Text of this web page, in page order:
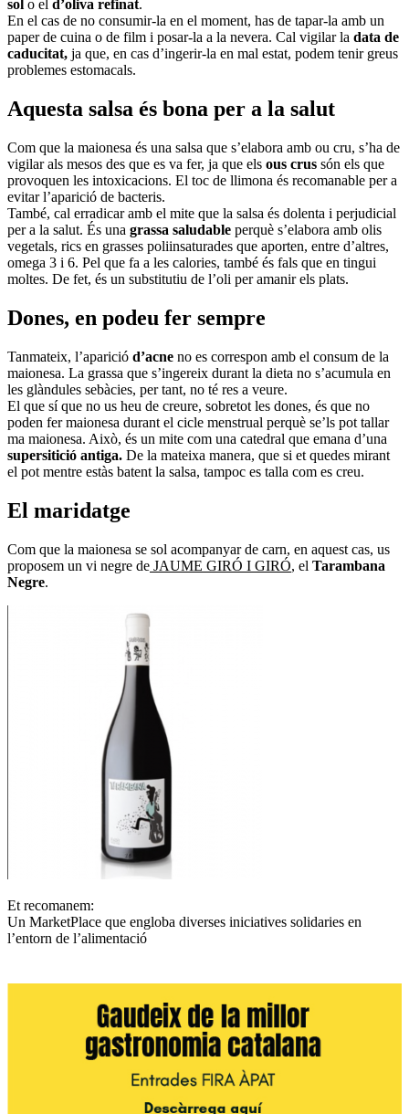
sol o el d’oliva refinat.
En el cas de no consumir-la en el moment, has de tapar-la amb un
paper de cuina o de film i posar-la a la nevera. Cal vigilar la data de
caducitat, ja que, en cas d’ingerir-la en mal estat, podem tenir greus
problemes estomacals.
Aquesta salsa és bona per a la salut
Com que la maionesa és una salsa que s’elabora amb ou cru, s’ha de
vigilar als mesos des que es va fer, ja que els ous crus són els que
provoquen les intoxicacions. El toc de llimona és recomanable per a
evitar l’aparició de bacteris.
També, cal erradicar amb el mite que la salsa és dolenta i perjudicial
per a la salut. És una grassa saludable perquè s’elabora amb olis
vegetals, rics en grasses poliinsaturades que aporten, entre d’altres,
omega 3 i 6. Pel que fa a les calories, també és fals que en tingui
moltes. De fet, és un substitutiu de l’oli per amanir els plats.
Dones, en podeu fer sempre
Tanmateix, l’aparició d’acne no es correspon amb el consum de la
maionesa. La grassa que s’ingereix durant la dieta no s’acumula en
les glàndules sebàcies, per tant, no té res a veure.
El que sí que no us heu de creure, sobretot les dones, és que no
poden fer maionesa durant el cicle menstrual perquè se’ls pot tallar
ma maionesa. Això, és un mite com una catedral que emana d’una
supersitició antiga. De la mateixa manera, que si et quedes mirant
el pot mentre estàs batent la salsa, tampoc es talla com es creu.
El maridatge
Com que la maionesa se sol acompanyar de carn, en aquest cas, us
proposem un vi negre de JAUME GIRÓ I GIRÓ, el Tarambana
Negre.
Et recomanem:
Un MarketPlace que engloba diverses iniciatives solidaries en
l’entorn de l’alimentació